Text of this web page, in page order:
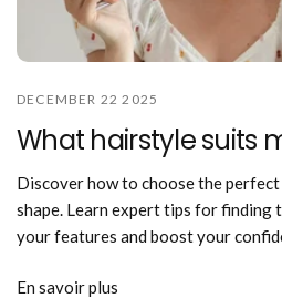
DECEMBER 22 2025
What hairstyle suits
Discover how to choose the
shape. Learn expert tips for finding
your features and boost your
En savoir plus